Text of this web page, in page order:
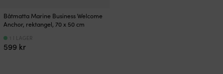
Båtmatta Marine Business Welcome
Anchor, rektangel, 70 x 50 cm
599 kr
1 I LAGER